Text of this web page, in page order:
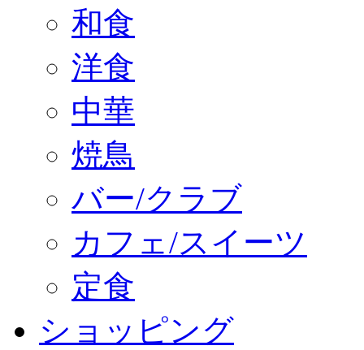
和食
洋食
中華
焼鳥
バー/クラブ
カフェ/スイーツ
定食
ショッピング